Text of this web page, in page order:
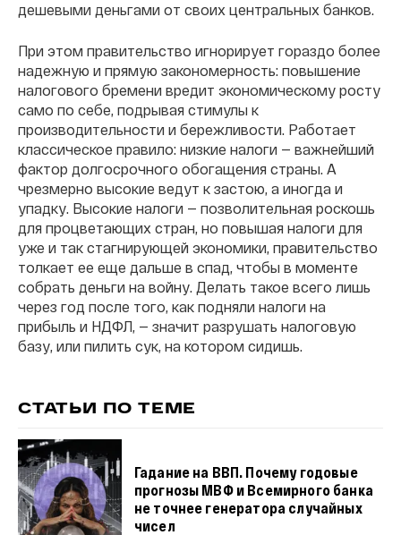
дешевыми деньгами от своих центральных банков.
При этом правительство игнорирует гораздо более
надежную и прямую закономерность: повышение
налогового бремени вредит экономическому росту
само по себе, подрывая стимулы к
производительности и бережливости. Работает
классическое правило: низкие налоги — важнейший
фактор долгосрочного обогащения страны. А
чрезмерно высокие ведут к застою, а иногда и
упадку. Высокие налоги — позволительная роскошь
для процветающих стран, но повышая налоги для
уже и так стагнирующей экономики, правительство
толкает ее еще дальше в спад, чтобы в моменте
собрать деньги на войну. Делать такое всего лишь
через год после того, как подняли налоги на
прибыль и НДФЛ, — значит разрушать налоговую
базу, или пилить сук, на котором сидишь.
СТАТЬИ ПО ТЕМЕ
Гадание на ВВП. Почему годовые
прогнозы МВФ и Всемирного банка
не точнее генератора случайных
чисел